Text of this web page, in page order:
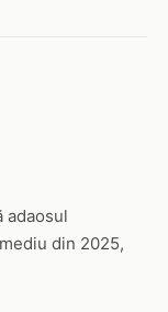
adaosul
din 2025,